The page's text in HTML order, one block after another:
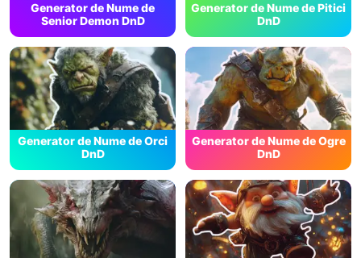
Generator de Nume de
Senior Demon DnD
Generator de Nume de Pitici
DnD
Generator de Nume de Orci
DnD
Generator de Nume de Ogre
DnD